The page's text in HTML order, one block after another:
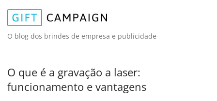
O blog dos brindes de empresa e publicidade
O que é a gravação a laser:
funcionamento e vantagens